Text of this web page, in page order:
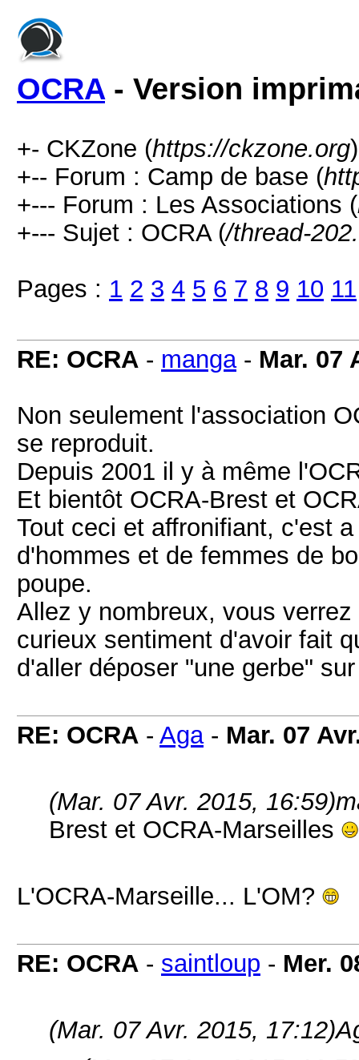
OCRA - Version
+- CKZone (https://ckzone.org)
+-- Forum : Camp de base (
+--- Forum : Les Associations (
+--- Sujet : OCRA (/thread-
Pages : 1 2 3 4 5 6 7 8 9 10 11
RE: OCRA - manga- Mar. 07
Non seulement l'association
se reproduit.
Depuis 2001 il y à même
Et bientôt OCRA-Brest et
Tout ceci et affronifiant, c'est
d'hommes et de femmes de
poupe.
Allez y nombreux, vous
curieux sentiment d'avoir fait
d'aller déposer "une gerbe"
RE: OCRA - Aga- Mar. 07
(Mar. 07 Avr. 2015, 16:59)
Brest et OCRA-Marseilles
L'OCRA-Marseille... L'OM?
RE: OCRA - saintloup - Mer.
(Mar. 07 Avr. 2015, 17:12)